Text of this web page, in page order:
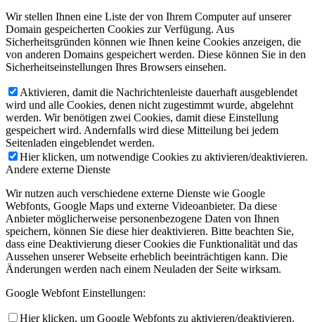
Wir stellen Ihnen eine Liste der von Ihrem Computer auf unserer
Domain gespeicherten Cookies zur Verfügung. Aus
Sicherheitsgründen können wie Ihnen keine Cookies anzeigen, die
von anderen Domains gespeichert werden. Diese können Sie in den
Sicherheitseinstellungen Ihres Browsers einsehen.
Aktivieren, damit die Nachrichtenleiste dauerhaft ausgeblendet
wird und alle Cookies, denen nicht zugestimmt wurde, abgelehnt
werden. Wir benötigen zwei Cookies, damit diese Einstellung
gespeichert wird. Andernfalls wird diese Mitteilung bei jedem
Seitenladen eingeblendet werden.
Hier klicken, um notwendige Cookies zu aktivieren/deaktivieren.
Andere externe Dienste
Wir nutzen auch verschiedene externe Dienste wie Google
Webfonts, Google Maps und externe Videoanbieter. Da diese
Anbieter möglicherweise personenbezogene Daten von Ihnen
speichern, können Sie diese hier deaktivieren. Bitte beachten Sie,
dass eine Deaktivierung dieser Cookies die Funktionalität und das
Aussehen unserer Webseite erheblich beeinträchtigen kann. Die
Änderungen werden nach einem Neuladen der Seite wirksam.
Google Webfont Einstellungen:
Hier klicken, um Google Webfonts zu aktivieren/deaktivieren.